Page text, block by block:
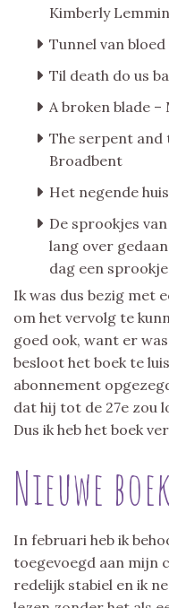
Kimberly
Tunnel van bloed
Til death do us
A broken blade –
The serpent and
Broadbent
Het negende
De sprookjes
lang over
dag een
Ik was dus bezig met
om het vervolg te
goed ook, want er
besloot het boek te
abonnement
dat hij tot de 27e zou
Dus ik heb het boek
Nieuwe
In februari heb ik
toegevoegd aan mijn
redelijk stabiel en ik